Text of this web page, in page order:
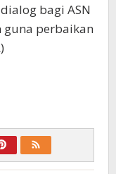
bagi ASN
perbaikan